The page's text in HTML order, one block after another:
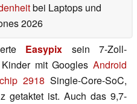
bei Laptops und
2026
Easypix sein 7-Zoll-
mit GooglesAndroid
2918 Single-Core-SoC,
getaktet ist. Auch das 9,7-